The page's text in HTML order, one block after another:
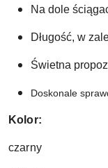
Na dole
Długość, w
Świetna
Doskonale
Kolor:
czarny